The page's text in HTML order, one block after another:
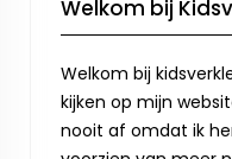
Welkom bij
Welkom bij
kijken op mijn
nooit af omdat ik